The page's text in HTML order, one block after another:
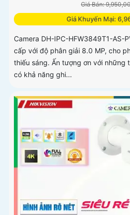
Giá Bán:
Giá Khuyến Mại:
Camera DH-IPC-HFW3849T1-AS-
cấp với độ phân giải 8.0 MP, cho
thiếu sáng. Ấn tượng ơn với những
có khả năng ghi...